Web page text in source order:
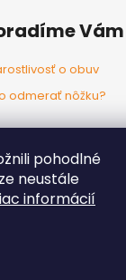
pohodlné
neustále
informácií
Vám
o obuv
odmerať nôžku?